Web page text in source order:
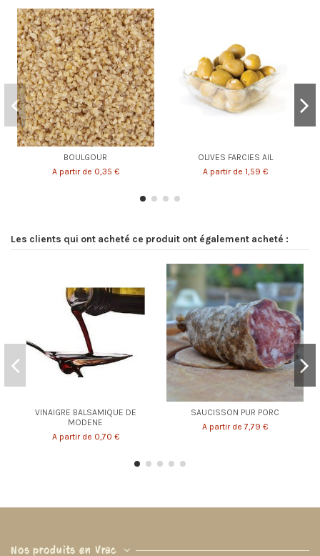
BOULGOUR
A partir de 0,35 €
OLIVES FARCIES AIL
A partir de 1,59 €
Les clients qui ont acheté ce produit ont également acheté :
VINAIGRE BALSAMIQUE DE
MODENE
A partir de 0,70 €
SAUCISSON PUR PORC
A partir de 7,79 €
Nos produits en Vrac